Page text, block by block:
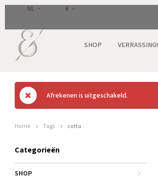
NL €
SHOP VERRASSING!
Afrekenen is uitgeschakeld.
Home Tags cotta
Categorieën
SHOP